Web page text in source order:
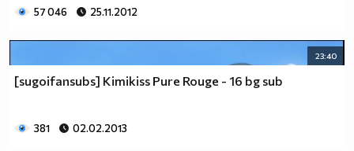
57 046 25.11.2012
23:40
[sugoifansubs] Kimikiss Pure Rouge - 16 bg sub
381 02.02.2013